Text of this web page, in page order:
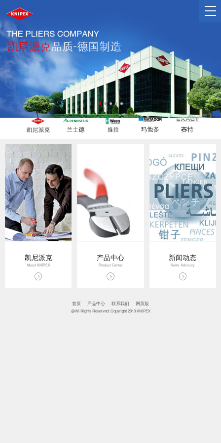
凯尼派克
About KNIPEX
产品中心
Product Center
新闻动态
News Advisory
首页 产品中心 联系我们 网页版
@All Rights Reserved: Copyright 2010 KNIPEX